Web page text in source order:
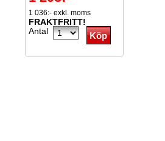
1 036:- exkl. moms
FRAKTFRITT!
Antal